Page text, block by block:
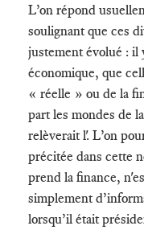
L’on répond
soulignant que ces
justement évolué : il
économique, que
« réelle » ou de la
part les mondes de
relèverait l'. L’on
précitée dans cette
prend la finance,
simplement
lorsqu’il était